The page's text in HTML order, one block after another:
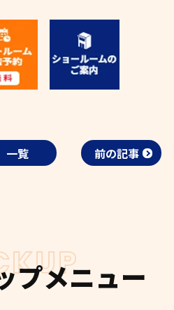
一覧 前の記事
プメニュー